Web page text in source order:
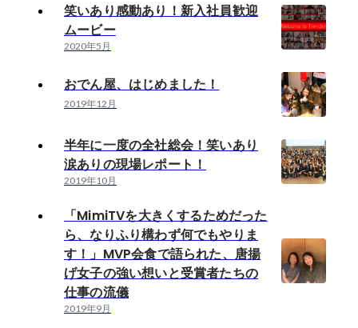
笑いあり感動あり！新入社員歓迎
ムービー
2020年5月
おでん屋、はじめました！
2019年12月
半年に一度の全社総会！笑いあり
涙ありの現場レポート！
2019年10月
「MimiTVを大きくするためだった
ら、なりふり構わず何でもやりま
す！」MVP会食で語られた、唐揚
げ女子の強い想いと受賞者たちの
仕事の流儀
2019年9月